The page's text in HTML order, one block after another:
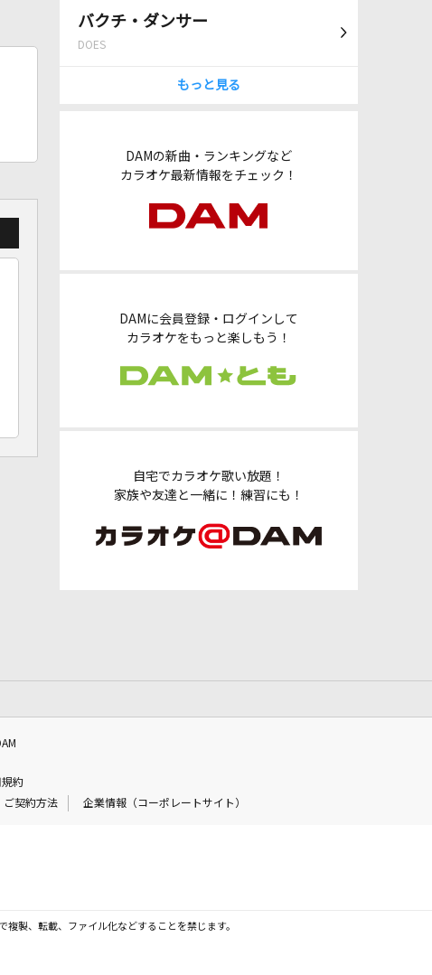
バクチ・ダンサー
DOES
もっと見る
DAMの新曲・ランキングなど
カラオケ最新情報をチェック！
DAMに会員登録・ログインして
カラオケをもっと楽しもう！
自宅でカラオケ歌い放題！
家族や友達と一緒に！練習にも！
約
ご契約方法 企業情報（コーポレートサイト）
製、転載、ファイル化などすることを禁じます。